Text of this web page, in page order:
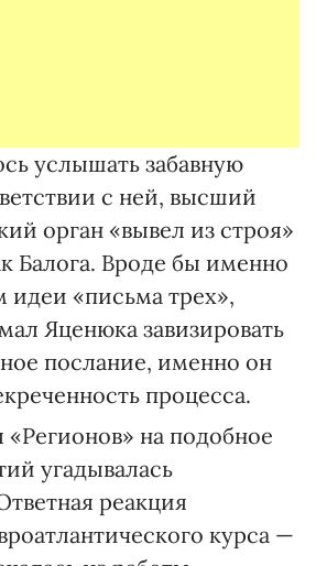
услышать забавную
с ней, высший
орган «вывел из строя»
Балога. Вроде бы именно
идеи «письма трех»,
Яценюка завизировать
послание, именно он
процесса.
«Регионов» на подобное
угадывалась
реакция
курса —